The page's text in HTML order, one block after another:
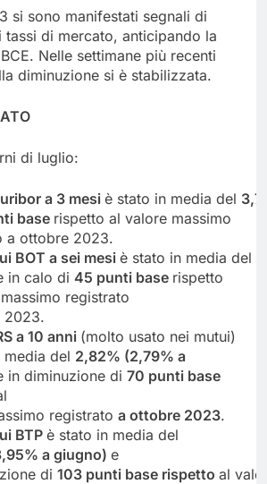
si sono manifestati segnali di
tassi di mercato, anticipando la
Nelle settimane più recenti
diminuzione si è stabilizzata.
di luglio:
a 3 mesi è stato in media del
base rispetto al valore massimo
a ottobre 2023.
BOT a sei mesi è stato in media del
in calo di 45 punti base rispetto
registrato
2023.
a 10 anni (molto usato nei mutui)
del 2,82% (2,79% a
in diminuzione di 70 punti base
registrato a ottobre 2023.
BTP è stato in media del
a giugno) e
di 103 punti base rispetto al